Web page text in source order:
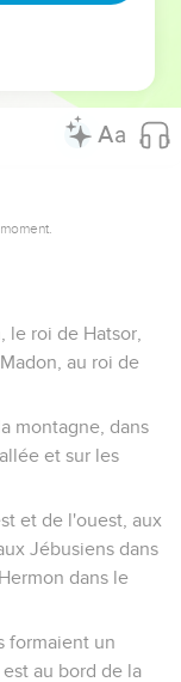
le roi de Hatsor,
au roi de
montagne, dans
et sur les
et de l'ouest, aux
Jébusiens dans
dans le
formaient un
au bord de la